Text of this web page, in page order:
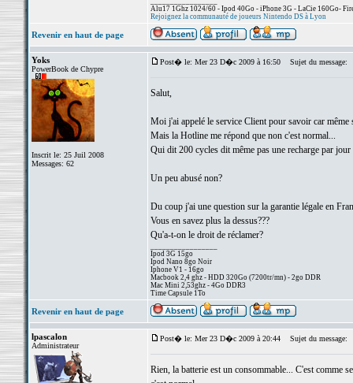
Alu17 1Ghz 1024/60 - Ipod 40Go - iPhone 3G - LaCie 160Go-
Rejoignez la communauté de joueurs Nintendo DS à Lyon
Revenir en haut de page
Yoks
PowerBook de Chypre
Inscrit le: 25 Juil 2008
Messages: 62
Post� le: Mer 23 D�c 2009 à 16:50 Sujet du message:
Salut,
Moi j'ai appelé le service Client pour savoir car
Mais la Hotline me répond que non c'est normal...
Qui dit 200 cycles dit même pas une recharge par jour
Un peu abusé non?
Du coup j'ai une question sur la garantie légale en
Vous en savez plus la dessus???
Qu'a-t-on le droit de réclamer?
Ipod 3G 15go
Ipod Nano 8go Noir
Iphone V1 - 16go
Macbook 2,4 ghz - HDD 320Go (7200tr/mn) - 2go DDR
Mac Mini 2,53ghz - 4Go DDR3
Time Capsule 1To
Revenir en haut de page
lpascalon
Administrateur
Post� le: Mer 23 D�c 2009 à 20:44 Sujet du message:
Rien, la batterie est un consommable... C'est comme